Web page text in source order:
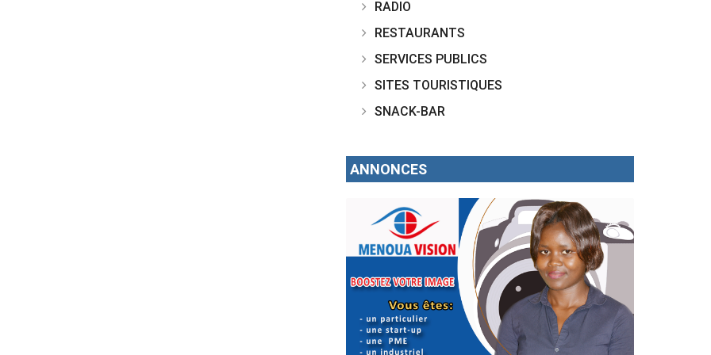
RADIO
RESTAURANTS
SERVICES PUBLICS
SITES TOURISTIQUES
SNACK-BAR
ANNONCES